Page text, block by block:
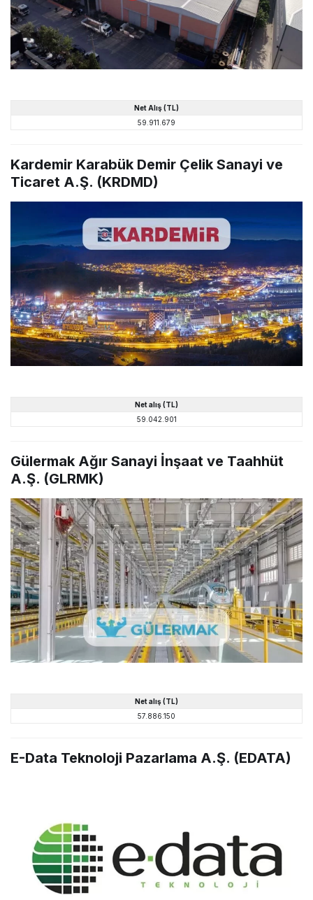
Net Alış (TL)
59.911.679
Kardemir Karabük Demir Çelik Sanayi ve
Ticaret A.Ş. (KRDMD)
Net alış (TL)
59.042.901
Gülermak Ağır Sanayi İnşaat ve Taahhüt
A.Ş. (GLRMK)
Net alış (TL)
57.886.150
E-Data Teknoloji Pazarlama A.Ş. (EDATA)